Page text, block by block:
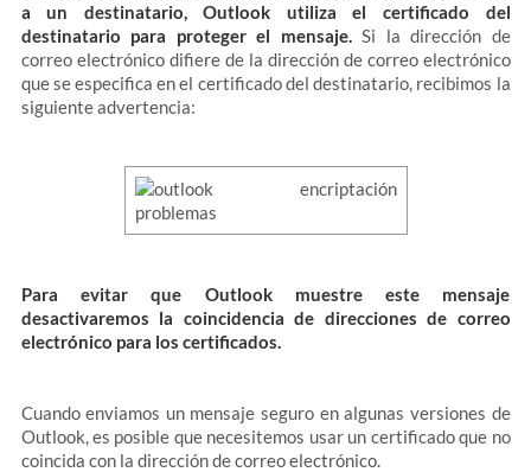
a un destinatario, Outlook utiliza el certificado del
destinatario para proteger el mensaje.Si la dirección de
correo electrónico difiere de la dirección de correo electrónico
que se especifica en el certificado del destinatario, recibimos la
siguiente advertencia:
Para evitar que Outlook muestre este mensaje
desactivaremos la coincidencia de direcciones de correo
electrónico para los certificados.
Cuando enviamos un mensaje seguro en algunas versiones de
Outlook, es posible que necesitemos usar un certificado que no
coincida con la dirección de correo electrónico.